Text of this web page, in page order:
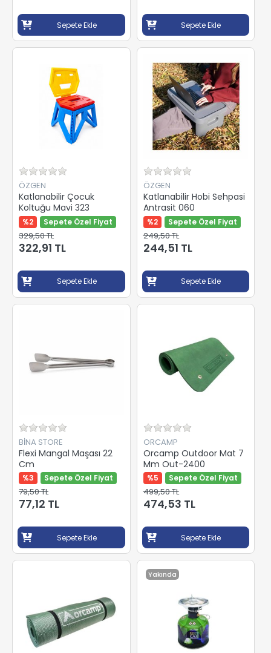
Sepete Ekle Sepete Ekle
ÖZGEN
Katlanabilir Çocuk
Koltuğu Mavi 323
%2 Sepete Özel Fiyat
329,50 TL
322,91 TL
Sepete Ekle
ÖZGEN
Katlanabilir Hobi Sehpasi
Antrasit 060
%2 Sepete Özel Fiyat
249,50 TL
244,51 TL
Sepete Ekle
BİNA STORE
Flexi Mangal Maşası 22
Cm
%3 Sepete Özel Fiyat
79,50 TL
77,12 TL
Sepete Ekle
ORCAMP
Orcamp Outdoor Mat 7
Mm Out-2400
%5 Sepete Özel Fiyat
499,50 TL
474,53 TL
Sepete Ekle
Yakında